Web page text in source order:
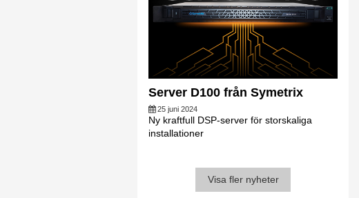
Server D100 från Symetrix
25 juni 2024
Ny kraftfull DSP-server för storskaliga
installationer
Visa fler nyheter